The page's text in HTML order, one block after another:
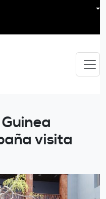
visita